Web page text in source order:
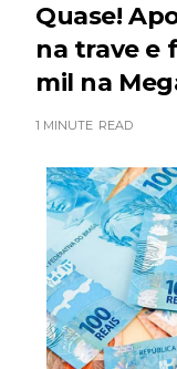
Quase!
na trave e
mil na
1 MINUTE READ